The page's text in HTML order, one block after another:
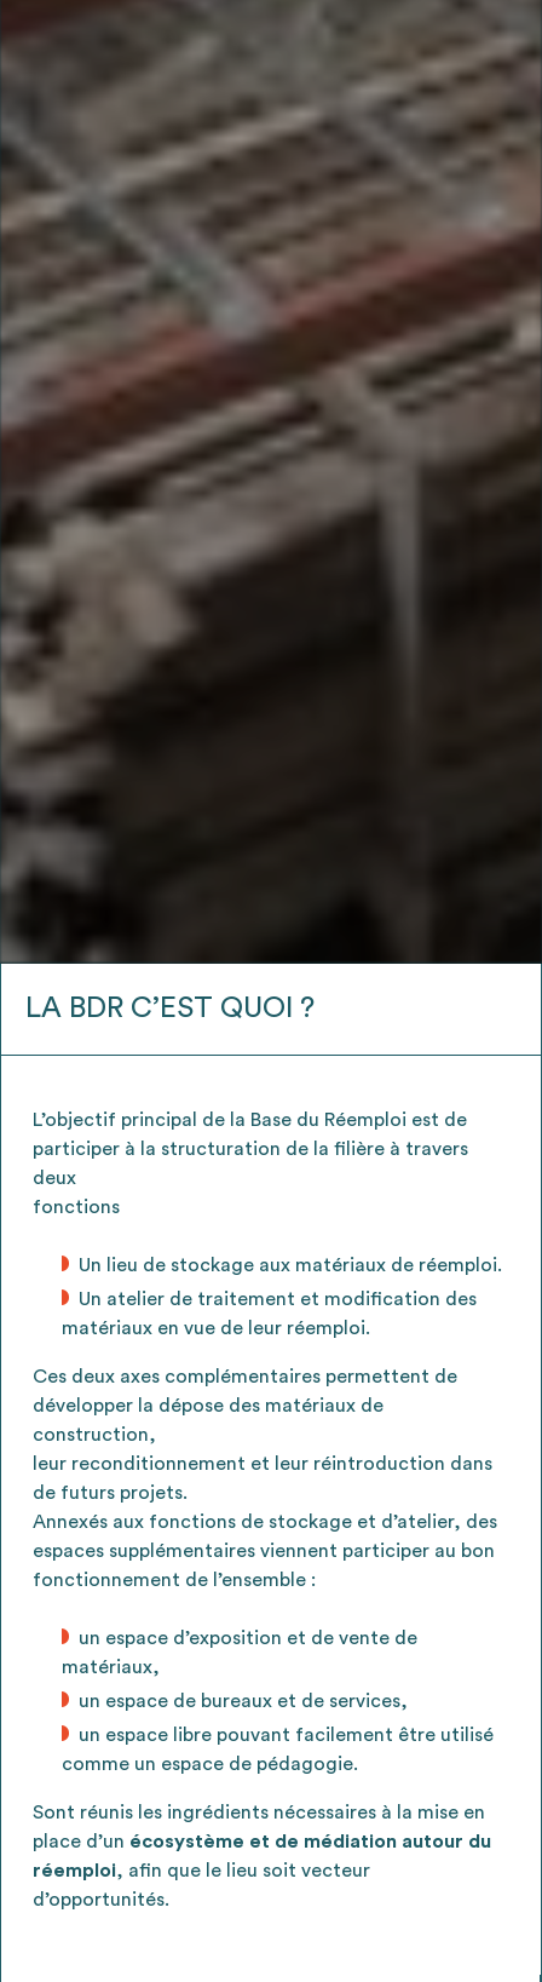
LA BDR C’EST QUOI ?
L’objectif principal de la Base du Réemploi est de
participer à la structuration de la filière à travers
deux
fonctions
Un lieu de stockage aux matériaux de réemploi.
Un atelier de traitement et modification des
matériaux en vue de leur réemploi.
Ces deux axes complémentaires permettent de
développer la dépose des matériaux de
construction,
leur reconditionnement et leur réintroduction dans
de futurs projets.
Annexés aux fonctions de stockage et d’atelier, des
espaces supplémentaires viennent participer au bon
fonctionnement de l’ensemble :
un espace d’exposition et de vente de
matériaux,
un espace de bureaux et de services,
un espace libre pouvant facilement être utilisé
comme un espace de pédagogie.
Sont réunis les ingrédients nécessaires à la mise en
place d’un écosystème et de médiation autour du
réemploi, afin que le lieu soit vecteur
d’opportunités.